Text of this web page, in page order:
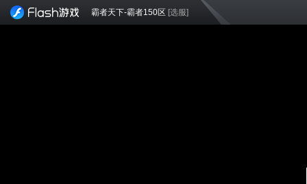
霸者天下-霸者150区 [选服]